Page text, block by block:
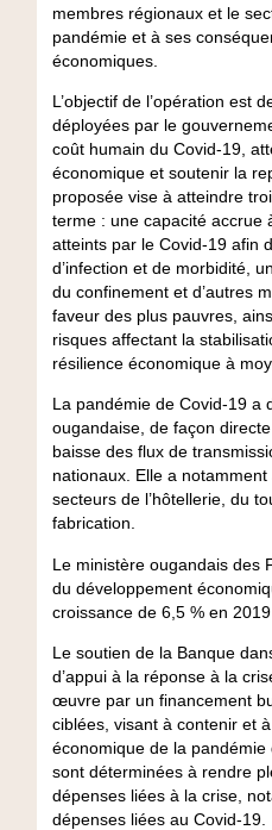
membres régionaux et le
pandémie et à ses
économiques.
L’objectif de l’opération est
déployées par le
coût humain du Covid-19,
économique et soutenir la
proposée vise à atteindre
terme : une capacité accrue
atteints par le Covid-19 afin
d’infection et de morbidité,
du confinement et d’autres
faveur des plus pauvres,
risques affectant la
résilience économique à
La pandémie de Covid-19 a
ougandaise, de façon
baisse des flux de
nationaux. Elle a
secteurs de l’hôtellerie, du
fabrication.
Le ministère ougandais des
du développement
croissance de 6,5 % en
Le soutien de la Banque
d’appui à la réponse à la
œuvre par un financement
ciblées, visant à contenir et
économique de la
sont déterminées à rendre
dépenses liées à la crise,
dépenses liées au Covid-19.